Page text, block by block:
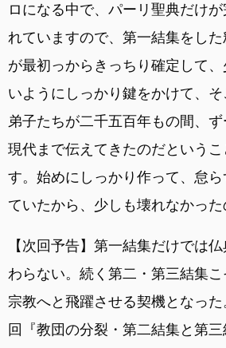
ロになる中で、パーリ聖典だけ
れていますので、第一結集をし
が最初っからきっちり確定して
いようにしっかり鍵をかけて、そ
弟子たちが二千五百年もの間、
現代まで伝えてきたのだという
す。始めにしっかり作って、怠
ていたから、少しも壊れなかった
【次回予告】第一結集だけでは
わらない。続く第二・第三結集
宗教へと飛躍させる契機となっ
回『教団の分裂・第二結集と第